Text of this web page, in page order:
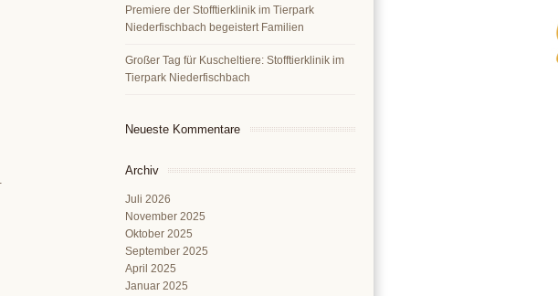
Premiere der Stofftierklinik im Tierpark
Niederfischbach begeistert Familien
Großer Tag für Kuscheltiere: Stofftierklinik im
Tierpark Niederfischbach
Neueste Kommentare
Archiv
Juli 2026
November 2025
Oktober 2025
September 2025
April 2025
Januar 2025